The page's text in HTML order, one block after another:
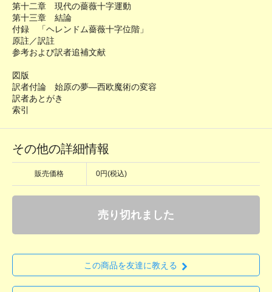
第十二章 現代の薔薇十字運動
第十三章 結論
付録 「ヘレンドム薔薇十字位階」
原註／訳註
参考および訳者追補文献
図版
訳者付論 始原の夢―西欧魔術の変容
訳者あとがき
索引
その他の詳細情報
販売価格 0円(税込)
売り切れました
この商品を友達に教える